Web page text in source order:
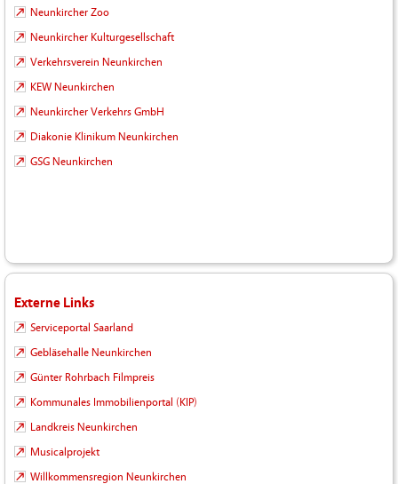
Neunkircher Zoo
Neunkircher Kulturgesellschaft
Verkehrsverein Neunkirchen
KEW Neunkirchen
Neunkircher Verkehrs GmbH
Diakonie Klinikum Neunkirchen
GSG Neunkirchen
Externe Links
Serviceportal Saarland
Gebläsehalle Neunkirchen
Günter Rohrbach Filmpreis
Kommunales Immobilienportal (KIP)
Landkreis Neunkirchen
Musicalprojekt
Willkommensregion Neunkirchen